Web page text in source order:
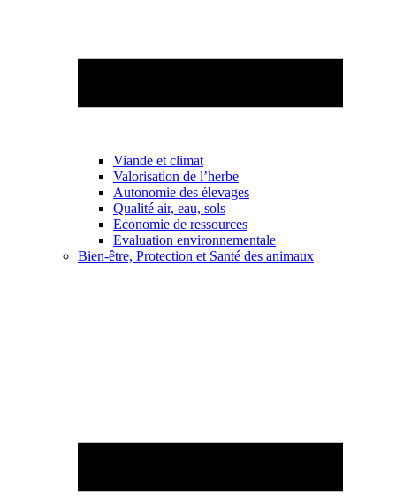
Viande et climat
Valorisation de l’herbe
Autonomie des élevages
Qualité air, eau, sols
Economie de ressources
Evaluation environnementale
Bien-être, Protection et Santé des animaux